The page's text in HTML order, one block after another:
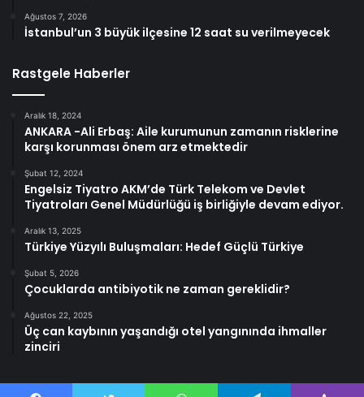
Ağustos 7, 2026
İstanbul’un 3 büyük ilçesine 12 saat su verilmeyecek
Rastgele Haberler
Aralık 18, 2024
ANKARA -Ali Erbaş: Aile kurumunun zamanın risklerine
karşı korunması önem arz etmektedir
Şubat 12, 2024
Engelsiz Tiyatro AKM’de Türk Telekom ve Devlet
Tiyatroları Genel Müdürlüğü iş birliğiyle devam ediyor.
Aralık 13, 2025
Türkiye Yüzyılı Buluşmaları: Hedef Güçlü Türkiye
Şubat 5, 2026
Çocuklarda antibiyotik ne zaman gereklidir?
Ağustos 22, 2025
Üç can kaybının yaşandığı otel yangınında ihmaller
zinciri